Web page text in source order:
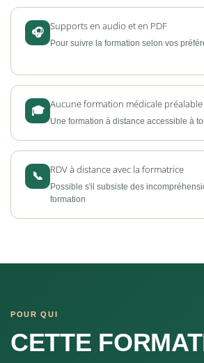
🎧
Supports en audio et en PDF
Pour suivre la formation selon vos
🎓
Aucune formation médicale
Une formation à distance accessible à
📞
RDV à distance avec la formatrice
Possible s'il subsiste des
formation
POUR QUI
CETTE